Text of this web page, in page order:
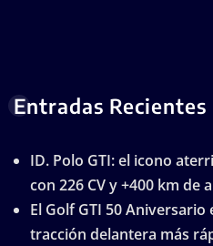
Entradas Recientes
ID. Polo GTI: el icono
con 226 CV y +400 km de
El Golf GTI 50
tracción delantera más